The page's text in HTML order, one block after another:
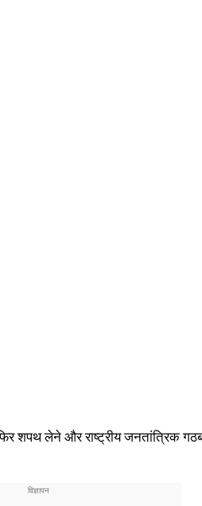
लेने और राष्ट्रीय जनतांत्रिक